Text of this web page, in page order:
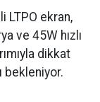
LTPO ekran,
ve 45W hızlı
dikkat
bekleniyor.